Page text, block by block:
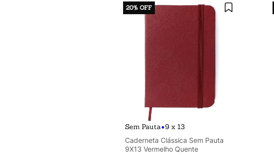
20% OFF
Sem Pauta•9 x 13
Caderneta Clássica Sem Pauta
9X13 Vermelho Quente